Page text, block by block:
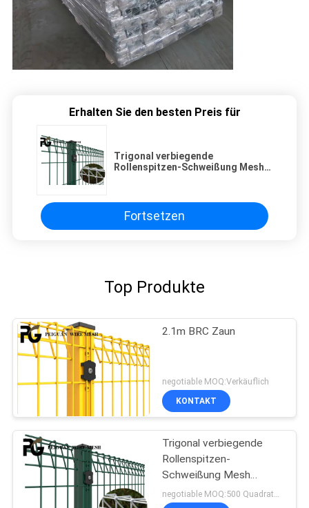
Erhalten Sie den besten Preis für
Trigonal verbiegende
Rollenspitzen-Schweißung Mesh
Fortsetzen
Top Produkte
2.1m BRC Zaun
negotiable MOQ:Verkäuflich
KONTAKT
Trigonal verbiegende
Rollenspitzen-
Schweißung Mesh
Fencing
negotiable MOQ:500 Quadratmeter